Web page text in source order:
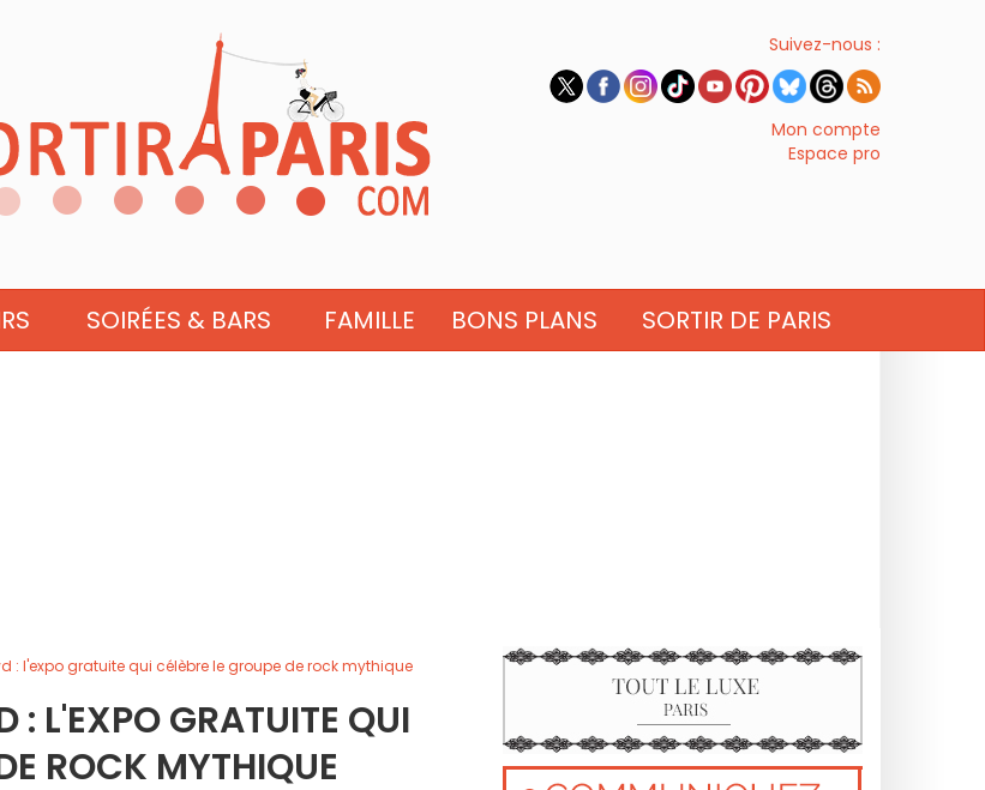
Suivez-nous :
Mon compte
Espace pro
SOIRÉES & BARS FAMILLE BONS PLANS SORTIR DE PARIS
: l'expo gratuite qui célèbre le groupe de rock mythique
: L'EXPO GRATUITE QUI
ROCK MYTHIQUE